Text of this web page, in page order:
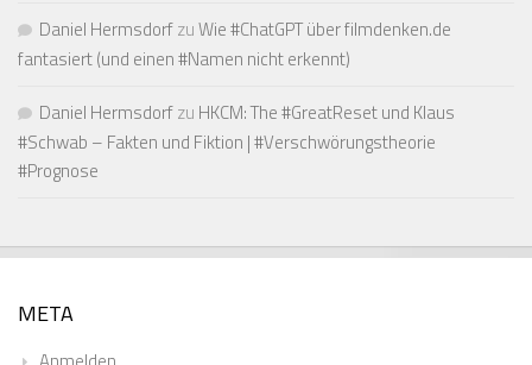
Daniel HermsdorfzuWie #ChatGPT über filmdenken.de
fantasiert (und einen #Namen nicht erkennt)
Daniel Hermsdorfzu HKCM: The #GreatReset und Klaus
#Schwab – Fakten und Fiktion | #Verschwörungstheorie
#Prognose
META